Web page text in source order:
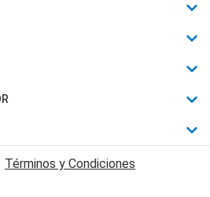
Términos y Condiciones